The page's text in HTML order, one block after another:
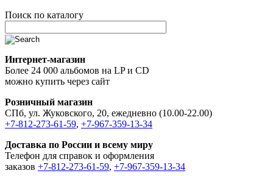
Поиск по каталогу
Интернет-магазин
Более 24 000 альбомов на LP и CD
можно купить через сайт
Розничный магазин
СПб, ул. Жуковского, 20, ежедневно (10.00-22.00)
+7-812-273-61-59, +7-967-359-13-34
Доставка по России и всему миру
Телефон для справок и оформления
заказов +7-812-273-61-59, +7-967-359-13-34